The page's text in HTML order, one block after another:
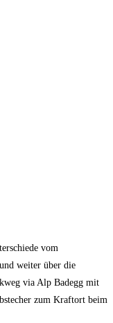
vom
weiter über die
via Alp Badegg mit
zum Kraftort beim